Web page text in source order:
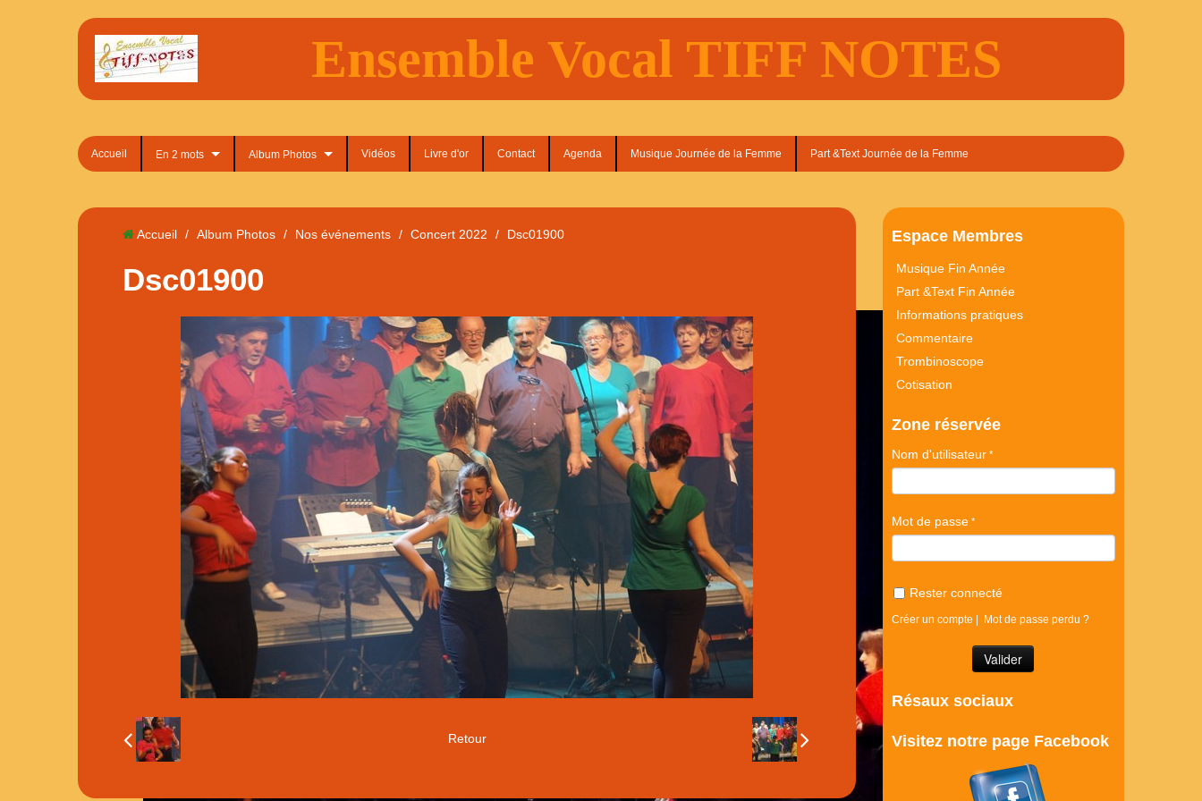
Ensemble Vocal TIFF NOTES
Accueil En 2 mots Album Photos Vidéos Livre d'or Contact Agenda Musique Journée de la Femme Part &Text Journée de la Femme
Accueil / Album Photos / Nos événements / Concert 2022 / Dsc01900
Dsc01900
Retour
Espace Membres
Musique Fin Année
Part &Text Fin Année
Informations pratiques
Commentaire
Trombinoscope
Cotisation
Zone réservée
Nom d'utilisateur
Mot de passe
Rester connecté
Créer un compte Mot de passe perdu ?
Résaux sociaux
Visitez notre page Facebook